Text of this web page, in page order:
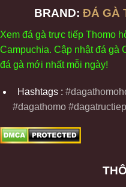
BRAND: ĐÁ GÀ
Xem đá gà trực tiếp Thomo h
Campuchia. Cập nhậtđá gà
đá gà mới nhất mỗi ngày!
Hashtags :
#dagathomo